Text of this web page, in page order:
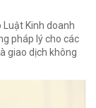
Kinh doanh
pháp lý cho các
giao dịch không